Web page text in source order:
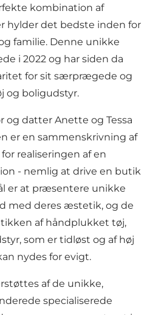
kombination af
hylder det bedste inden for
familie. Denne unikke
i 2022 og har siden da
for sit særprægede og
og boligudstyr.
og datter Anette og Tessa
er en sammenskrivning af
realiseringen af en
- nemlig at drive en butik
er at præsentere unikke
med deres æstetik, og de
af håndplukket tøj,
som er tidløst og af høj
nydes for evigt.
af de unikke,
specialiserede